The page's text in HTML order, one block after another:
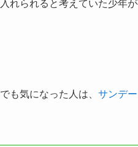
れられると考えていた少年
も気になった人は、 サンデ